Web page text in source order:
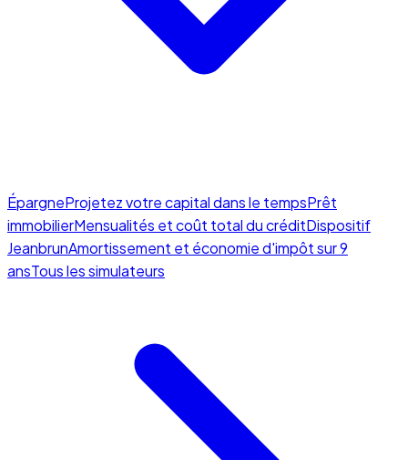
ÉpargneProjetez votre capital dans le tempsPrêt
immobilierMensualités et coût total du créditDispositif
JeanbrunAmortissement et économie d'impôt sur 9
ansTous les simulateurs